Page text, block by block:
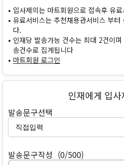
입사제의는 마트회원으로 접속후 유
유료서비스는 추천채용관서비스 부
다.
인재당 발송가능 건수는 최대 2건이
송건수로 집계됩니다
마트회원 로그인
인재에게 입사
발송문구선택
발송문구작성 (0/500)